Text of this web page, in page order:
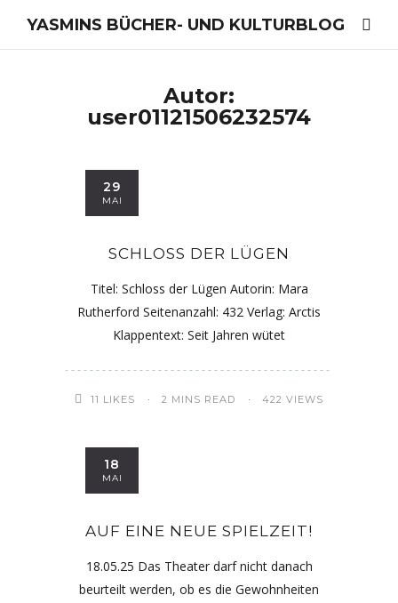
YASMINS BÜCHER- UND KULTURBLOG
Autor:
user01121506232574
29
MAI
SCHLOSS DER LÜGEN
Titel: Schloss der Lügen Autorin: Mara
Rutherford Seitenanzahl: 432 Verlag: Arctis
Klappentext: Seit Jahren wütet
11 LIKES 2 MINS READ 422 VIEWS
18
MAI
AUF EINE NEUE SPIELZEIT!
18.05.25 Das Theater darf nicht danach
beurteilt werden, ob es die Gewohnheiten